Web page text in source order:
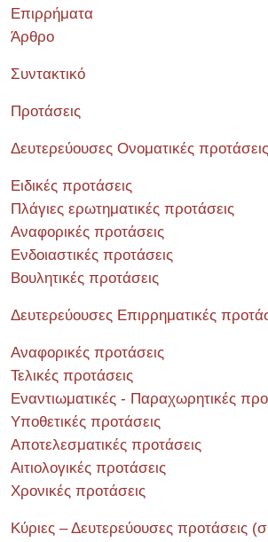
Επιρρήματα
Άρθρο
Συντακτικό
Προτάσεις
Δευτερεύουσες Ονοματικές προτάσεις
Ειδικές προτάσεις
Πλάγιες ερωτηματικές προτάσεις
Αναφορικές προτάσεις
Ενδοιαστικές προτάσεις
Βουλητικές προτάσεις
Δευτερεύουσες Επιρρηματικές
Αναφορικές προτάσεις
Τελικές προτάσεις
Εναντιωματικές - Παραχωρητικές
Υποθετικές προτάσεις
Αποτελεσματικές προτάσεις
Αιτιολογικές προτάσεις
Χρονικές προτάσεις
Κύριες – Δευτερεύουσες προτάσεις